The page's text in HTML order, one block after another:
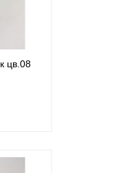
цв.08